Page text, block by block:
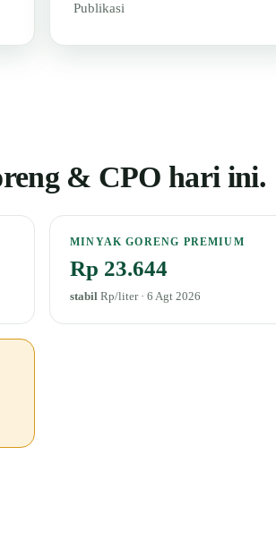
Publikasi
& CPO hari ini.
MINYAK GORENG PREMIUM
Rp 23.644
stabil Rp/liter · 6 Agt 2026